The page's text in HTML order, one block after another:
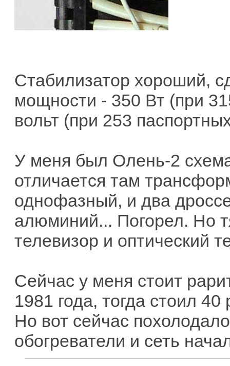
Стабилизатор хороший,
мощности - 350 Вт (при
вольт (при 253
У меня был Олень-2
отличается там
однофазный, и два
алюминий... Погорел. Но
телевизор и оптический
Сейчас у меня стоит
1981 года, тогда стоил
Но вот сейчас
обогреватели и сеть